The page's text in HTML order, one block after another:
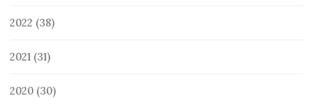
2022 (38)
2021 (31)
2020 (30)